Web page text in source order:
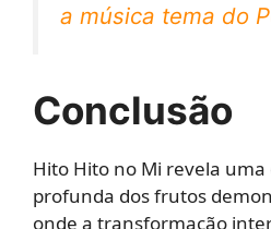
a música tema do
Conclusão
Hito Hito no Mi revela
profunda dos frutos
onde a transformação